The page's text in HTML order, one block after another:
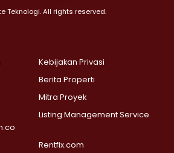
Jakarta Selatan >
Bulus >
Selatan >
Labu >
Agung >
>
Pinang >
Teknologi. All rights reserved.
Kebijakan Privasi
Berita Properti
Mitra Proyek
Listing Management Service
Rentfix.com